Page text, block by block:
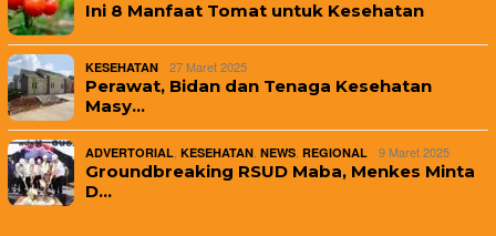
Ini 8 Manfaat Tomat untuk Kesehatan
KESEHATAN 27 Maret 2025
Perawat, Bidan dan Tenaga Kesehatan
Masy…
ADVERTORIAL KESEHATAN NEWS REGIONAL 9 Maret 2025
Groundbreaking RSUD Maba, Menkes Minta
D…